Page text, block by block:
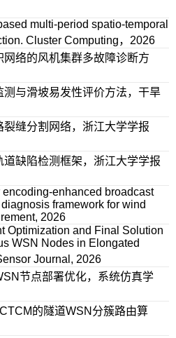
multi-period spatio-temporal
Cluster Computing，2026
络的风机集群多故障诊断方
与滑坡易发性评价方法，干旱
缝分割网络，浙江大学学报
缺陷检测框架，浙江大学学报
encoding-enhanced broadcast
framework for wind
2026
Optimization and Final Solution
WSN Nodes in Elongated
Journal, 2026
节点部署优化，系统仿真学
的隧道WSN分簇路由算